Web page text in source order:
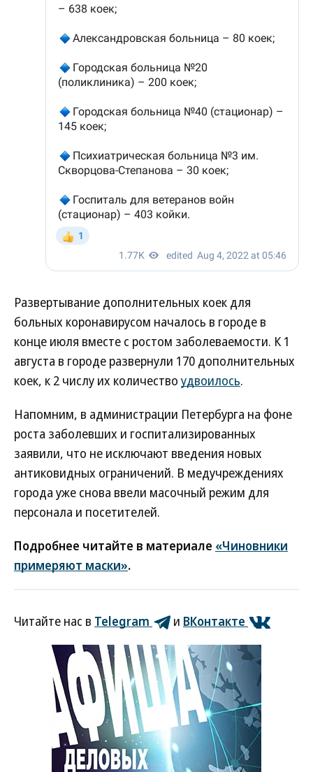
Развертывание дополнительных коек для
больных коронавирусом началось в городе в
конце июля вместе с ростом заболеваемости. К 1
августа в городе развернули 170 дополнительных
коек, к 2 числу их количество удвоилось.
Напомним, в администрации Петербурга на фоне
роста заболевших и госпитализированных
заявили, что не исключают введения новых
антиковидных ограничений. В медучреждениях
города уже снова ввели масочный режим для
персонала и посетителей.
Подробнее читайте в материале «Чиновники
примеряют маски».
Читайте нас в Telegram и ВКонтакте